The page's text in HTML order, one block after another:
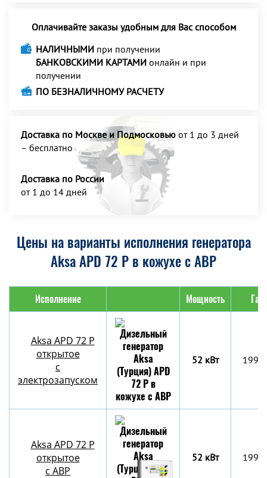
Оплачивайте заказы удобным для Вас способом
НАЛИЧНЫМИ при получении
БАНКОВСКИМИ КАРТАМИ онлайн и при
получении
ПО БЕЗНАЛИЧНОМУ РАСЧЕТУ
Доставка по Москве и Подмосковью от 1 до 3 дней
– бесплатно
Доставка по России
от 1 до 14 дней
Цены на варианты исполнения генератора
Aksa APD 72 P в кожухе с АВР
Исполнение Мощность
Aksa APD 72 P
открытое
с
электрозапуском
52 кВт
Aksa APD 72 P
открытое
с АВР
52 кВт